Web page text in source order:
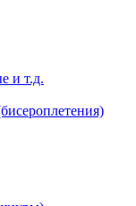
и т.д.